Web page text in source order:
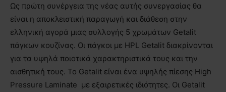
Ως πρώτη συνέργεια της νέας αυτής συνεργασίας θα
είναι η αποκλειστική παραγωγή και διάθεση στην
ελληνική αγορά μιας συλλογής 5 χρωμάτων Getalit
πάγκων κουζίνας. Οι πάγκοι με HPL Getalit διακρίνονται
για τα υψηλά ποιοτικά χαρακτηριστικά τους και την
αισθητική τους. Το Getalit είναι ένα υψηλής πίεσης High
Pressure Laminate με εξαιρετικές ιδιότητες. Οι Getalit